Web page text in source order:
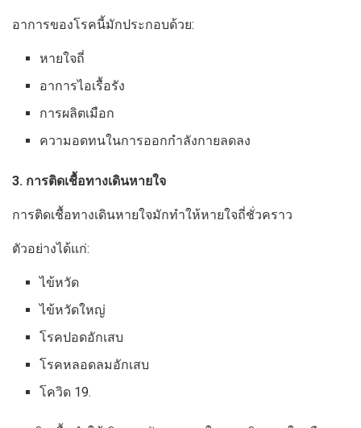
อาการของโรคนี้มักประกอบด้วย:
หายใจถี่
อาการไอเรื้อรัง
การผลิตเมือก
ความอดทนในการออกกำลังกายลดลง
3. การติดเชื้อทางเดินหายใจ
การติดเชื้อทางเดินหายใจมักทำให้หายใจถี่ชั่วคราว
ตัวอย่างได้แก่:
ไข้หวัด
ไข้หวัดใหญ่
โรคปอดอักเสบ
โรคหลอดลมอักเสบ
โควิด 19.